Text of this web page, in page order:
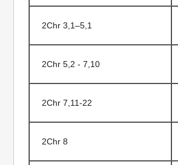
2Chr 3,1–5,1
2Chr 5,2 - 7,10
2Chr 7,11-22
2Chr 8